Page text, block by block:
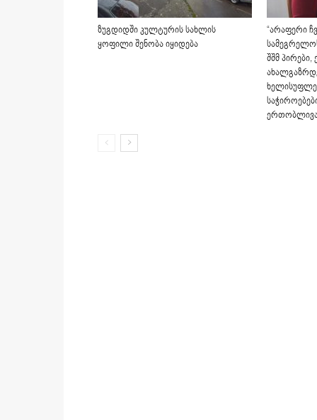
ზუგდიდში კულტურის სახლის
ყოფილი შენობა იყიდება
“არაფერი
შშმ